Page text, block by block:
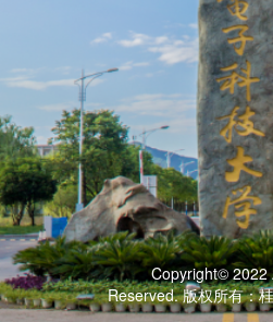
Copyright© 2022
Reserved. 版权所有：